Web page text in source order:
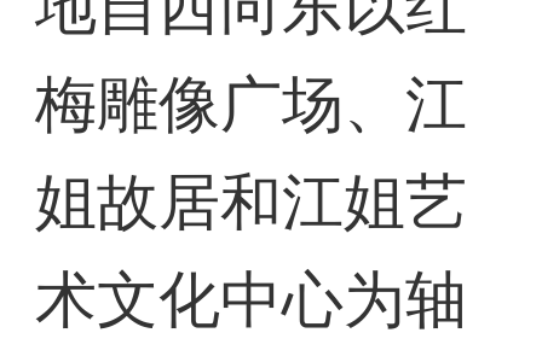
梅雕像广场、江
姐故居和江姐艺
术文化中心为轴